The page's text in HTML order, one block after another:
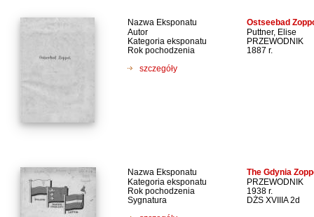
Nazwa Eksponatu Ostseebad
Autor
Puttner, Elise
Kategoria eksponatu
PRZEWODNIK
Rok pochodzenia
1887 r.
szczegóły
Nazwa Eksponatu The Gdynia
Kategoria eksponatu
PRZEWODNIK
Rok pochodzenia
1938 r.
Sygnatura
DŻS XVIIIA 2d